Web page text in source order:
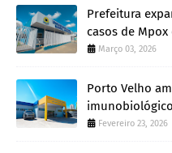
Prefeitura
casos de
Março 03, 2026
Porto Velho
Fevereiro 23, 2026